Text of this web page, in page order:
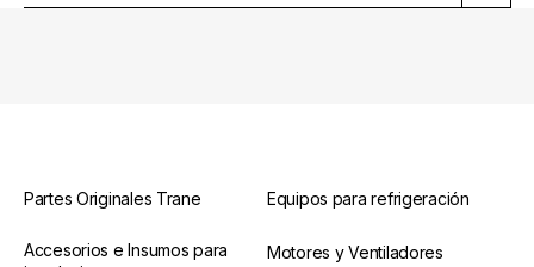
Partes Originales Trane Equipos para refrigeración
Accesorios e Insumos para
Motores y Ventiladores